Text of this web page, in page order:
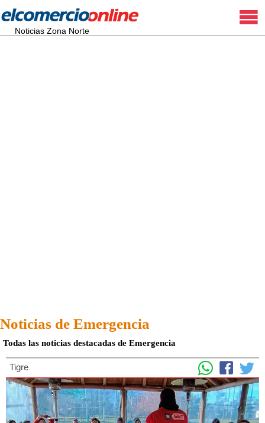
Noticias Zona Norte
Noticias de Emergencia
Todas las noticias destacadas de Emergencia
Tigre